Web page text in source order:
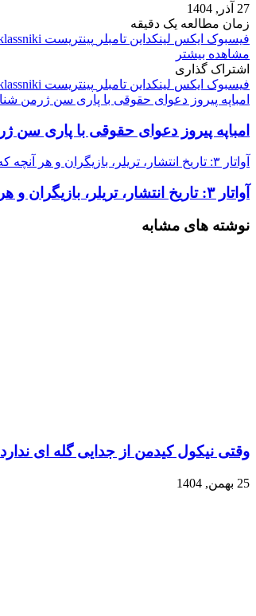
27 آذر, 1404
زمان مطالعه یک دقیقه
فیسبوک ایکس لینکداین تامبلر پینتریست
مشاهده بیشتر
اشتراک گذاری
فیسبوک ایکس لینکداین تامبلر پینتریست
امباپه پیروز دعوای حقوقی با پاری‌ سن‌ ژرمن
امباپه پیروز دعوای حقوقی با پاری‌ سن‌
آواتار ۳: تاریخ انتشار، تریلر، بازیگران و هر آنچه که باید بدانید
آواتار ۳: تاریخ انتشار، تریلر، بازیگران و هر آنچه که باید بدانید
نوشته های مشابه
وقتی نیکول کیدمن از جدایی گله ای
25 بهمن, 1404